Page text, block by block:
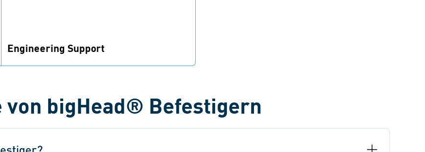
Engineering Support
von bigHead® Befestigern